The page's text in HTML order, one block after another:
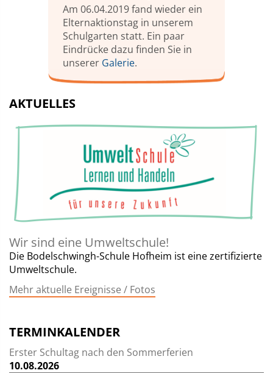
Am 06.04.2019 fand wieder ein
Elternaktionstag in unserem
Schulgarten statt. Ein paar
Eindrücke dazu finden Sie in
unserer Galerie.
AKTUELLES
Wir sind eine Umweltschule!
Die Bodelschwingh-Schule Hofheim ist eine zertifizierte
Umweltschule.
Mehr aktuelle Ereignisse / Fotos
TERMINKALENDER
Erster Schultag nach den Sommerferien
10.08.2026